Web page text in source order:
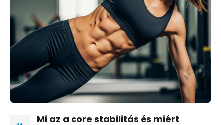
Mi az a core stabilitás és miért